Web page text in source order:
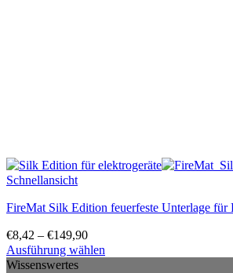
Schnellansicht
FireMat Silk Edition feuerfeste Unterlage für
€8,42 – €149,90
Ausführung wählen
Dieses
Wissenswertes